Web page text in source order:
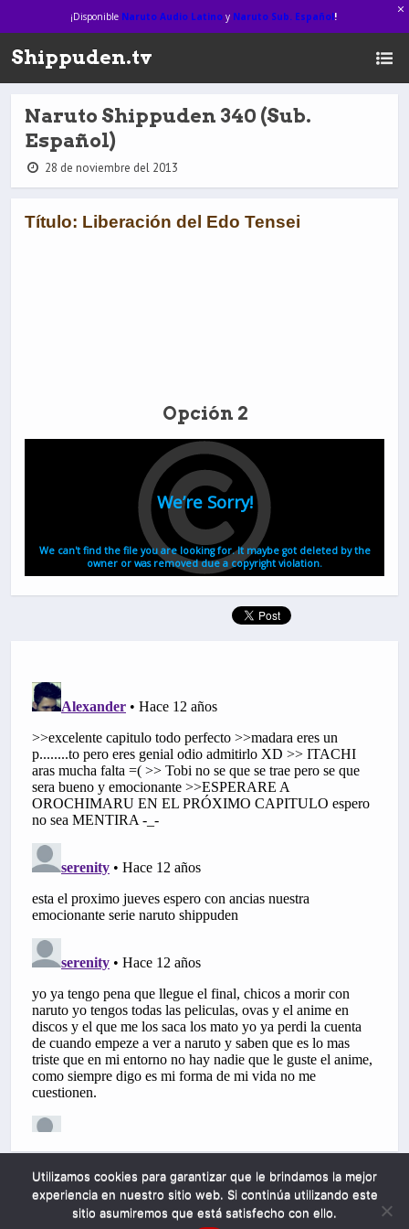
¡Disponible Naruto Audio Latinoy Naruto Sub. Español!
Shippuden.tv
Naruto Shippuden 340 (Sub.
Español)
28 de noviembre del 2013
Título: Liberación del Edo Tensei
Opción 2
Utilizamos cookies para garantizar que le brindamos la mejor
experiencia en nuestro sitio web. Si continúa utilizando este
sitio asumiremos que está satisfecho con ello.